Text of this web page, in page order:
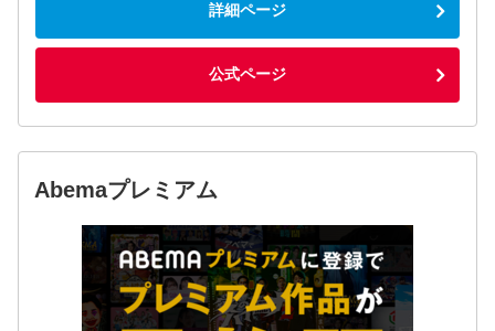
詳細ページ
公式ページ
Abemaプレミアム